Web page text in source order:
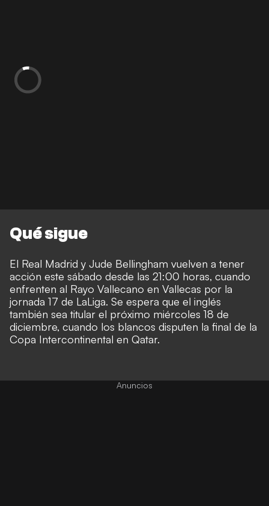
Qué sigue
El Real Madrid y Jude Bellingham vuelven a tener
acción este sábado desde las 21:00 horas, cuando
enfrenten al Rayo Vallecano en Vallecas por la
jornada 17 de LaLiga. Se espera que el inglés
también sea titular el próximo miércoles 18 de
diciembre, cuando los blancos disputen la final de la
Copa Intercontinental en Qatar.